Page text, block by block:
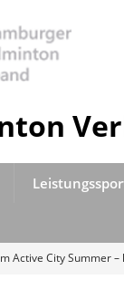
in die neue Saison: 2.